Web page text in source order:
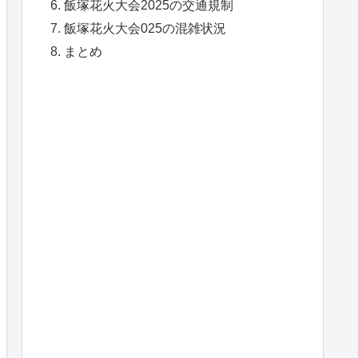
飯塚花火大会2025の交通規制
飯塚花火大会025の混雑状況
まとめ